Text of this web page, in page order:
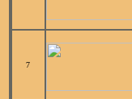
7